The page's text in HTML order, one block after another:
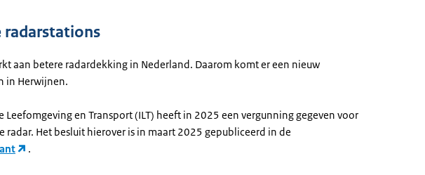
radarstations
aan betere radardekking in Nederland. Daarom komt er een nieuw
in Herwijnen.
Leefomgeving en Transport (ILT) heeft in 2025 een vergunning gegeven voor
radar. Het besluit hierover is in maart 2025 gepubliceerd in de
.